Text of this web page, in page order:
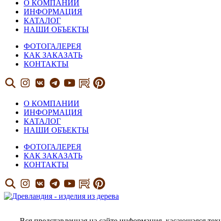
О КОМПАНИИ
ИНФОРМАЦИЯ
КАТАЛОГ
НАШИ ОБЪЕКТЫ
ФОТОГАЛЕРЕЯ
КАК ЗАКАЗАТЬ
КОНТАКТЫ
О КОМПАНИИ
ИНФОРМАЦИЯ
КАТАЛОГ
НАШИ ОБЪЕКТЫ
ФОТОГАЛЕРЕЯ
КАК ЗАКАЗАТЬ
КОНТАКТЫ